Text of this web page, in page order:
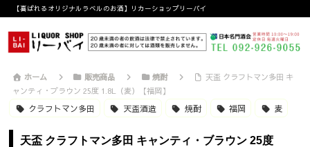
【喜ばれるオリジナルラベルのお酒】リカーショップリーバイ
ホーム 販売商品 焼酎
天盃 クラフトマン多田 キ
ャンティ・ブラウン 25度 1.8L（麦）【福岡】
クラフトマン多田
天盃酒造 焼酎 福岡 麦
天盃 クラフトマン多田 キャンティ・ブラウン 25度